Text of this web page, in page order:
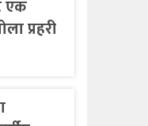
एक
प्रहरी